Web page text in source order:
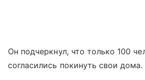
Он подчеркнул, что только 100
согласились покинуть свои дома.